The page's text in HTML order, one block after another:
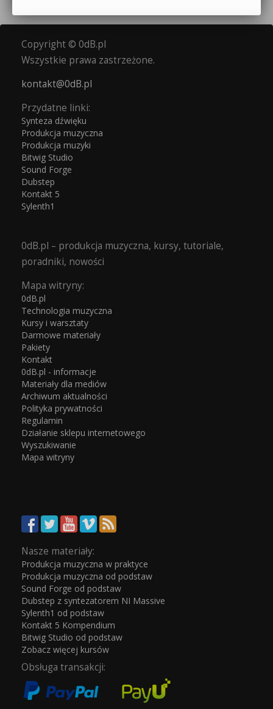
Copyright © 0dB.pl
Wszystkie prawa zastrzeżone.
kontakt@0dB.pl
Przydatne linki:
Synteza dźwięku
Produkcja muzyczna
Produkcja muzyki
Bitwig Studio
Sound Forge
Dubstep
Kontakt 5
Sylenth1
0dB.pl – produkcja muzyczna, kursy, tutoriale,
poradniki, nowości
Mapa witryny:
0dB.pl
Technologia muzyczna
Kursy i warsztaty
Darmowe materiały
Pakiety
Kontakt
0dB.pl - informacje
Materiały dla mediów
Archiwum aktualności
Polityka prywatności
Regulamin
Działanie sklepu internetowego
Wyszukiwanie
Mapa witryny
Nasze materiały:
Produkcja muzyczna w praktyce
Produkcja muzyczna od podstaw
Sound Forge od podstaw
Dubstep z syntezatorem NI Massive
Sylenth1 od podstaw
Kontakt 5 Kompendium
Bitwig Studio od podstaw
Zobacz więcej kursów
Obsługa transakcji: